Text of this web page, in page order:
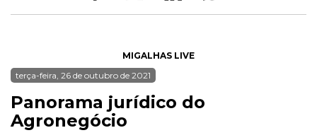
MIGALHAS LIVE
terça-feira, 26 de outubro de 2021
Panorama jurídico do
Agronegócio